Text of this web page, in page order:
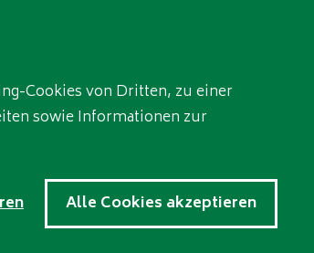
Cookies von Dritten, zu einer
sowie Informationen zur
Alle Cookies akzeptieren